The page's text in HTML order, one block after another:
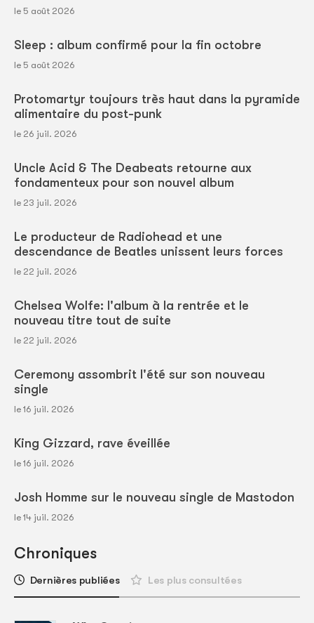
le 5 août 2026
Sleep : album confirmé pour la fin octobre
le 5 août 2026
Protomartyr toujours très haut dans la pyramide
alimentaire du post-punk
le 26 juil. 2026
Uncle Acid & The Deabeats retourne aux
fondamenteux pour son nouvel album
le 23 juil. 2026
Le producteur de Radiohead et une
descendance de Beatles unissent leurs forces
le 22 juil. 2026
Chelsea Wolfe: l'album à la rentrée et le
nouveau titre tout de suite
le 22 juil. 2026
Ceremony assombrit l'été sur son nouveau
single
le 16 juil. 2026
King Gizzard, rave éveillée
le 16 juil. 2026
Josh Homme sur le nouveau single de Mastodon
le 14 juil. 2026
Chroniques
Dernières publiées Les plus consultées